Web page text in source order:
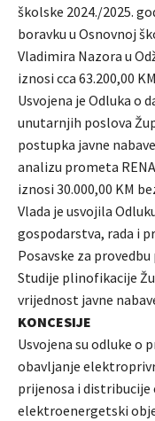
školske 2024./2025.
boravku u Osnovnoj
Vladimira Nazora u
iznosi cca 63.200,00
Usvojena je Odluka o
unutarnjih poslova
postupka javne
analizu prometa
iznosi 30.000,00 KM
Vlada je usvojila
gospodarstva, rada i
Posavske za
Studije plinofikacije
vrijednost javne
KONCESIJE
Usvojena su odluke o
obavljanje
prijenosa i
elektroenergetski